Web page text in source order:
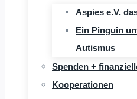
Aspies e.V.
Ein Pinguin
Autismus
Spenden +
Kooperationen